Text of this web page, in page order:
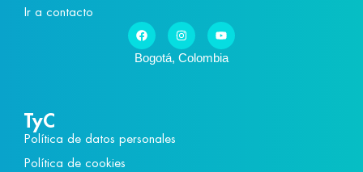
Ir a contacto
Bogotá, Colombia
TyC
Política de datos personales
Política de cookies